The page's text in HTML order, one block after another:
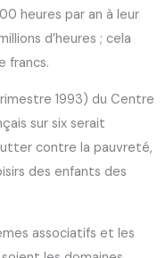
heures par an à leur
d’heures ; cela
francs.
1993) du Centre
sur six serait
contre la pauvreté,
des enfants des
associatifs et les